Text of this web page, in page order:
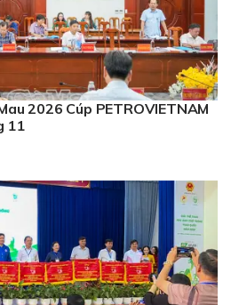
2026 Cúp PETROVIETNAM
11